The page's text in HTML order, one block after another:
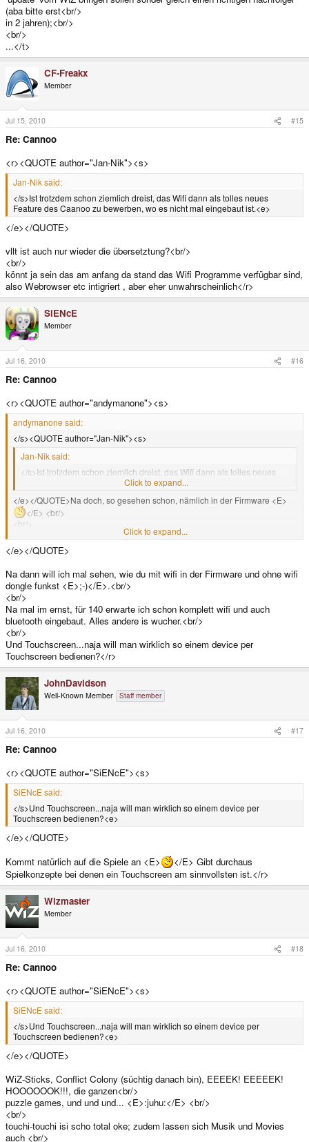
(aba bitte erst<br/>
in 2 jahren);<br/>
<br/>
...</t>
CF-Freakx
Member
Jul 15, 2010 #15
Re: Cannoo
<r><QUOTE author="Jan-Nik"><s>
Jan-Nik said:
</s>Ist trotzdem schon ziemlich dreist, das Wifi dann als tolles neues
Feature des Caanoo zu bewerben, wo es nicht mal eingebaut ist.<e>
</e></QUOTE>
vllt ist auch nur wieder die übersetztung?<br/>
<br/>
könnt ja sein das am anfang da stand das Wifi Programme verfügbar sind,
also Webrowser etc intigriert , aber eher unwahrscheinlich</r>
SiENcE
Member
Jul 16, 2010 #16
Re: Cannoo
<r><QUOTE author="andymanone"><s>
andymanone said:
</s><QUOTE author="Jan-Nik"><s>
Jan-Nik said:
</s>Ist trotzdem schon ziemlich dreist, das Wifi dann als tolles neues
Feature des Caanoo zu bewerben, wo es nicht mal eingebaut ist.<e>
Click to expand...
</e></QUOTE>Na doch, so gesehen schon, nämlich in der Firmware <E>
</E> <br/>
<br/>
Click to expand...
</e></QUOTE>
Na dann will ich mal sehen, wie du mit wifi in der Firmware und ohne wifi
dongle funkst <E>;-)</E>.<br/>
<br/>
Na mal im ernst, für 140 erwarte ich schon komplett wifi und auch
bluetooth eingebaut. Alles andere is wucher.<br/>
<br/>
Und Touchscreen...naja will man wirklich so einem device per
Touchscreen bedienen?</r>
JohnDavidson
Well-Known Member Staff member
Jul 16, 2010 #17
Re: Cannoo
<r><QUOTE author="SiENcE"><s>
SiENcE said:
</s>Und Touchscreen...naja will man wirklich so einem device per
Touchscreen bedienen?<e>
</e></QUOTE>
Kommt natürlich auf die Spiele an <E>
</E> Gibt durchaus
Spielkonzepte bei denen ein Touchscreen am sinnvollsten ist.</r>
Wizmaster
Member
Jul 16, 2010 #18
Re: Cannoo
<r><QUOTE author="SiENcE"><s>
SiENcE said:
</s>Und Touchscreen...naja will man wirklich so einem device per
Touchscreen bedienen?<e>
</e></QUOTE>
WiZ-Sticks, Conflict Colony (süchtig danach bin), EEEEK! EEEEEK!
HOOOOOOK!!!, die ganzen<br/>
puzzle games, und und und... <E>:juhu:</E> <br/>
<br/>
touchi-touchi isi scho total oke; zudem lassen sich Musik und Movies
auch <br/>